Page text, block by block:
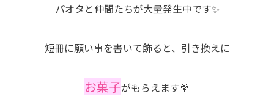
パオタと仲間たちが大量発生中です✨
短冊に願い事を書いて飾ると、引き換えに
お菓子がもらえます🍭